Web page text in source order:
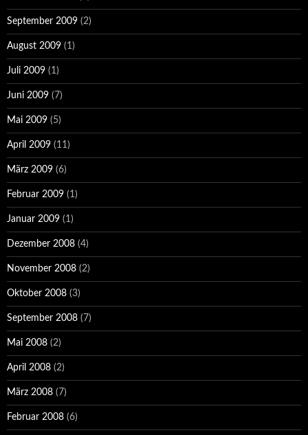
September 2009 (2)
August 2009 (1)
Juli 2009 (1)
Juni 2009 (7)
Mai 2009 (5)
April 2009 (11)
März 2009 (6)
Februar 2009 (1)
Januar 2009 (1)
Dezember 2008 (4)
November 2008 (2)
Oktober 2008 (3)
September 2008 (7)
Mai 2008 (2)
April 2008 (2)
März 2008 (7)
Februar 2008 (6)